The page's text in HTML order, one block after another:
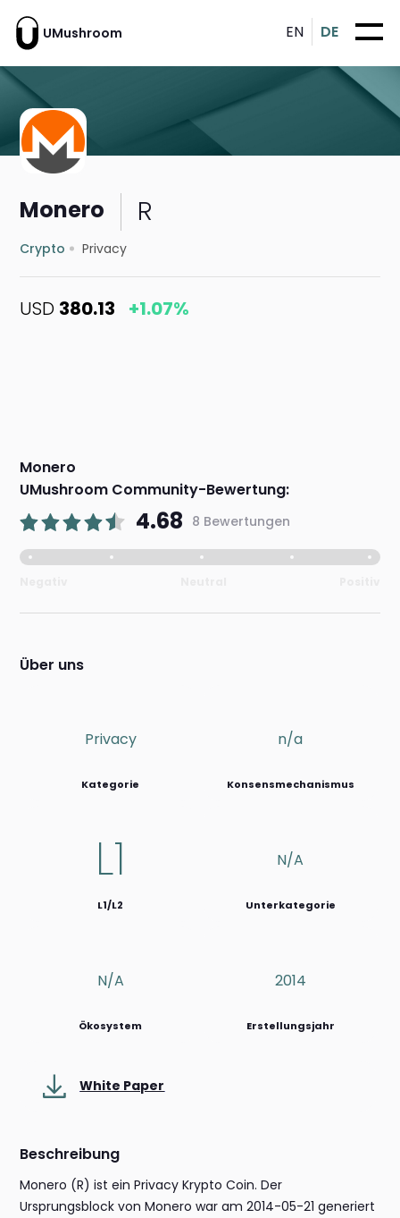
UMushroom EN DE
Monero R
Crypto Privacy
USD 380.13 +1.07%
Monero
UMushroom Community-Bewertung:
4.68 8 Bewertungen
Über uns
Privacy
Kategorie
n/a
Konsensmechanismus
L1
L1/L2
N/a
Unterkategorie
N/a
Ökosystem
2014
Erstellungsjahr
White Paper
Beschreibung
Monero (R) ist ein Privacy Krypto Coin. Der
Ursprungsblock von Monero war am 2014-05-21 generiert